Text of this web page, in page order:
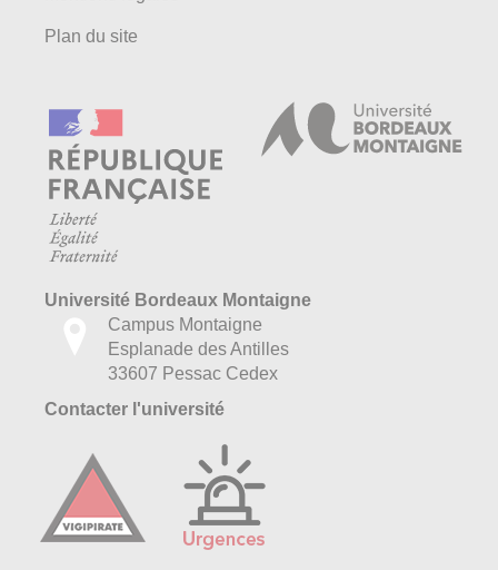
Plan du site
Université Bordeaux Montaigne
Campus Montaigne
Esplanade des Antilles
33607 Pessac Cedex
Contacter l'université